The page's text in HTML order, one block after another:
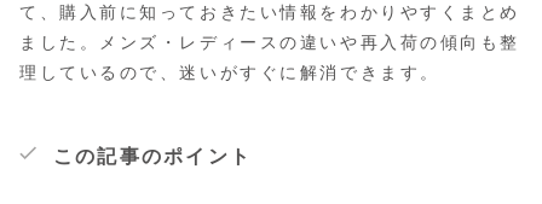
て、購入前に知っておきたい情報をわかりやすくまとめ
ました。メンズ・レディースの違いや再入荷の傾向も整
理しているので、迷いがすぐに解消できます。
この記事のポイント